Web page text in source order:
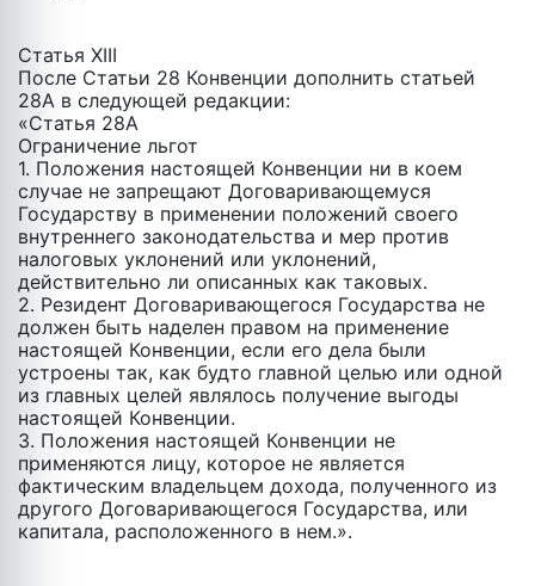
Статья XIII
После Статьи 28 Конвенции дополнить статьей
28А в следующей редакции:
«Статья 28А
Ограничение льгот
1. Положения настоящей Конвенции ни в коем
случае не запрещают Договаривающемуся
Государству в применении положений своего
внутреннего законодательства и мер против
налоговых уклонений или уклонений,
действительно ли описанных как таковых.
2. Резидент Договаривающегося Государства не
должен быть наделен правом на применение
настоящей Конвенции, если его дела были
устроены так, как будто главной целью или одной
из главных целей являлось получение выгоды
настоящей Конвенции.
3. Положения настоящей Конвенции не
применяются лицу, которое не является
фактическим владельцем дохода, полученного из
другого Договаривающегося Государства, или
капитала, расположенного в нем.».